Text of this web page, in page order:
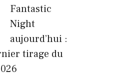
Fantastic
Night
aujourd’hui :
tirage du